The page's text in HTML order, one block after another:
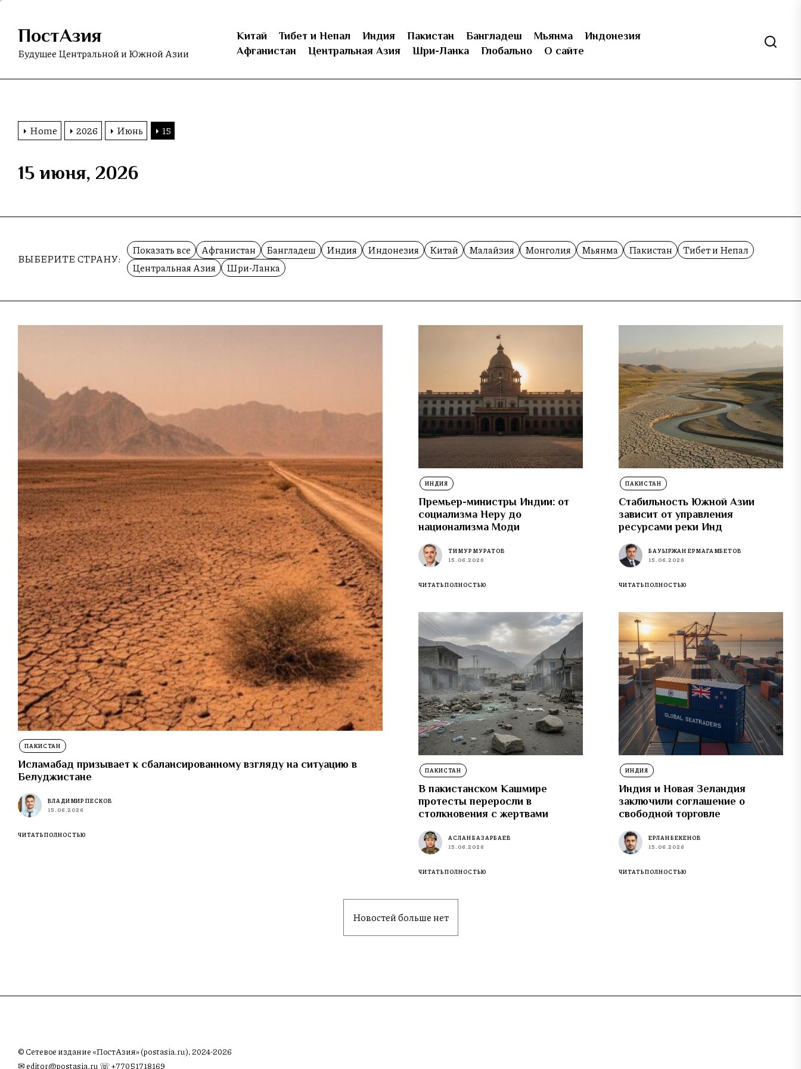
Skip
content
ПостАзия
Будущее Центральной и Южной Азии
Китай Тибет и Непал Индия Пакистан Бангладеш Мьянма
Индонезия
Афганистан
Центральная Азия Шри-Ланка Глобально О сайте
Home 2026 Июнь 15
15 июня, 2026
ВЫБЕРИТЕ СТРАНУ:
Показать все Афганистан Бангладеш Индия Индонезия Китай Малайзия Монголия Мьянма Пакистан
Тибет и Непал
Центральная Азия
Шри-Ланка
ПАКИСТАН
Исламабад призывает к сбалансированному взгляду на ситуацию в
Белуджистане
ВЛАДИМИР ПЕСКОВ
15.06.2026
ЧИТАТЬ ПОЛНОСТЬЮ
ИНДИЯ
Премьер-министры Индии: от
социализма Неру до
национализма Моди
ТИМУР МУРАТОВ
15.06.2026
ЧИТАТЬ ПОЛНОСТЬЮ
ПАКИСТАН
Стабильность Южной Азии
зависит от управления
ресурсами реки Инд
БАУЫРЖАН ЕРМАГАМБЕТОВ
15.06.2026
ЧИТАТЬ ПОЛНОСТЬЮ
ПАКИСТАН
В пакистанском Кашмире
протесты переросли в
столкновения с жертвами
АСЛАН БАЗАРБАЕВ
15.06.2026
ЧИТАТЬ ПОЛНОСТЬЮ
ИНДИЯ
Индия и Новая Зеландия
заключили соглашение о
свободной торговле
ЕРЛАН БЕКЕНОВ
15.06.2026
ЧИТАТЬ ПОЛНОСТЬЮ
Новостей больше нет
© Сетевое издание «ПостАзия» (postasia.ru), 2024-2026
✉︎editor@postasia.ru ☏ +77051718169